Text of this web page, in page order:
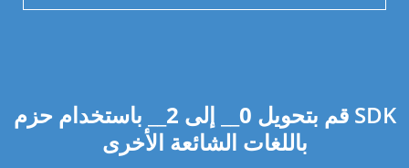
قم بتحويل 0 __ إلى 2 __ باستخدام حزم SDK
باللغات الشائعة الأخرى